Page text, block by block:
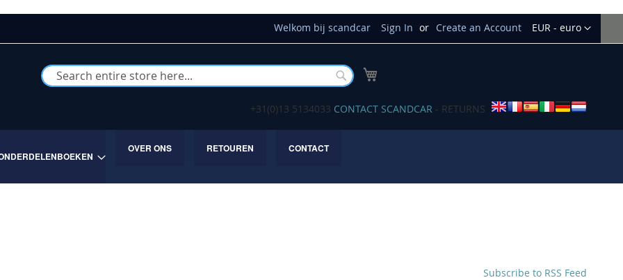
Currency
EUR - euro
Welkom bij scandcar Sign In Create an Account
Buscar
+31(0)13 5134033 CONTACT SCANDCAR - RETURNS
OVER ONS RETOUREN CONTACT
Subscribe to RSS Feed